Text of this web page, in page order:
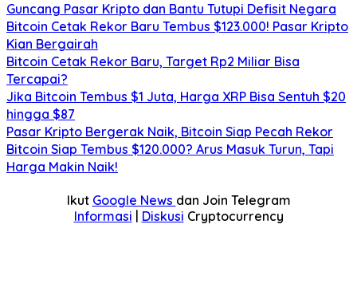
Guncang Pasar Kripto dan Bantu Tutupi Defisit Negara
Bitcoin Cetak Rekor Baru Tembus $123.000! Pasar Kripto
Kian Bergairah
Bitcoin Cetak Rekor Baru, Target Rp2 Miliar Bisa
Tercapai?
Jika Bitcoin Tembus $1 Juta, Harga XRP Bisa Sentuh $20
hingga $87
Pasar Kripto Bergerak Naik, Bitcoin Siap Pecah Rekor
Bitcoin Siap Tembus $120.000? Arus Masuk Turun, Tapi
Harga Makin Naik!
Ikut Google News dan Join Telegram
Informasi | Diskusi Cryptocurrency